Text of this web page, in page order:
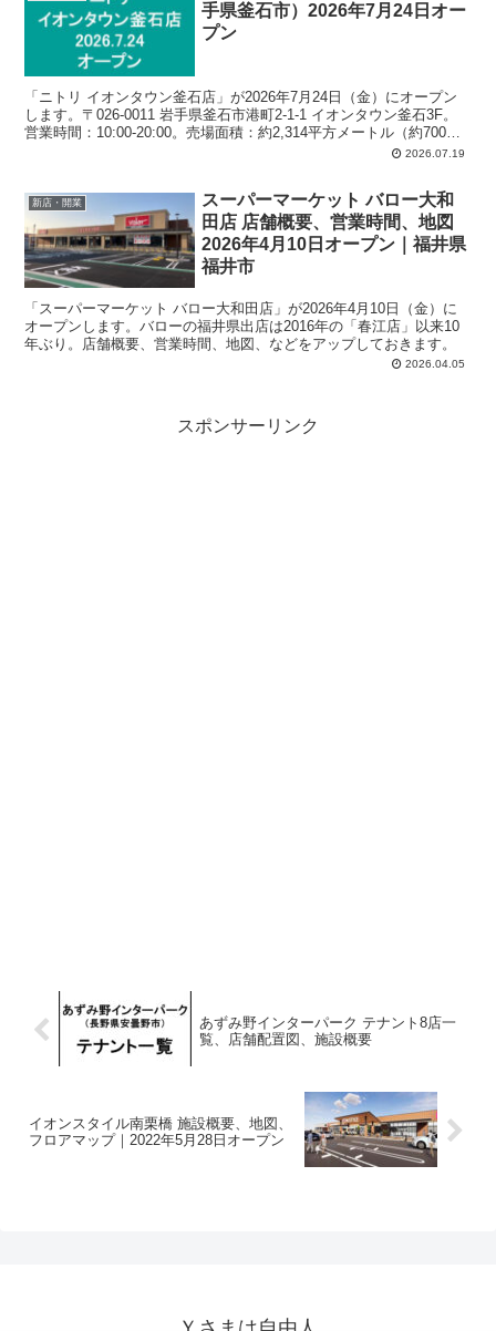
手県釜石市）2026年7月24日オー
プン
「ニトリ イオンタウン釜石店」が2026年7月24日（金）にオープン
します。〒026-0011 岩手県釜石市港町2-1-1 イオンタウン釜石3F。
営業時間：10:00-20:00。売場面積：約2,314平方メートル（約700
坪）。駐車場：1,100台：2,000円以上買い上げで5時間無料。2026.07.19
新店・開業
スーパーマーケット バロー大和
田店 店舗概要、営業時間、地図
2026年4月10日オープン｜福井県
福井市
「スーパーマーケット バロー大和田店」が2026年4月10日（金）に
オープンします。バローの福井県出店は2016年の「春江店」以来10
年ぶり。店舗概要、営業時間、地図、などをアップしておきます。
2026.04.05
スポンサーリンク
あずみ野インターパーク テナント8店一
覧、店舗配置図、施設概要
イオンスタイル南栗橋 施設概要、地図、
フロアマップ｜2022年5月28日オープン